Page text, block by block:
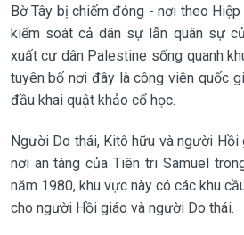
Bờ Tây bị chiếm đóng - nơi theo
kiểm soát cả dân sự lẫn quân sự
xuất cư dân Palestine sống quanh
tuyên bố nơi đây là công viên quốc
đầu khai quật khảo cổ học.
Người Do thái, Kitô hữu và người
nơi an táng của Tiên tri Samuel
năm 1980, khu vực này có các khu
cho người Hồi giáo và người Do thái.